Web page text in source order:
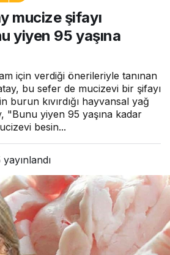
95 yaşına kadar yaşar”
mucize şifayı
yiyen 95 yaşına
için verdiği önerileriyle tanınan
bu sefer de mucizevi bir şifayı
burun kıvırdığı hayvansal yağ
"Bunu yiyen 95 yaşına kadar
besin...
yayınlandı